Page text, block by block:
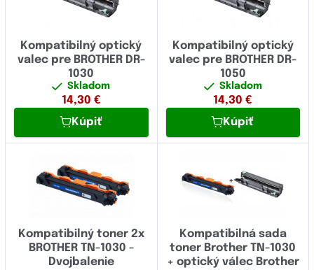
Kompatibilný optický
valec pre BROTHER DR-
1030
Skladom
14,30 €
Kúpiť
Kompatibilný optický
valec pre BROTHER DR-
1050
Skladom
14,30 €
Kúpiť
Kompatibilný toner 2x
BROTHER TN-1030 -
Dvojbalenie
Kompatibilná sada
toner Brother TN-1030
+ optický válec Brother